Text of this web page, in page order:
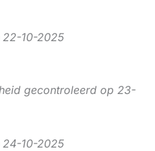
10-2025
gecontroleerd op 23-
10-2025